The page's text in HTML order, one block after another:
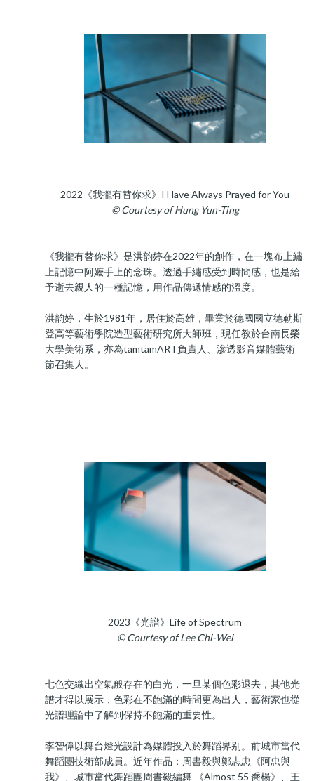
2022《我攏有替你求》I Have Always Prayed for You
© Courtesy of Hung Yun-Ting
《我攏有替你求》是洪韵婷在2022年的創作，在一塊布上繡
上記憶中阿嬤手上的念珠。透過手繡感受到時間感，也是給
予逝去親人的一種記憶，用作品傳遞情感的溫度。
洪韵婷，生於1981年，居住於高雄，畢業於德國國立德勒斯
登高等藝術學院造型藝術研究所大師班，現任教於台南長榮
大學美術系，亦為tamtamART負責人、滲透影音媒體藝術
節召集人。
2023《光譜》Life of Spectrum
© Courtesy of Lee Chi-Wei
七色交織出空氣般存在的白光，一旦某個色彩退去，其他光
譜才得以展示，色彩在不飽滿的時間更為出人，藝術家也從
光譜理論中了解到保持不飽滿的重要性。
李智偉以舞台燈光設計為媒體投入於舞蹈界别。前城市當代
舞蹈團技術部成員。近年作品：周書毅與鄭志忠《阿忠與
我》、城市當代舞蹈團周書毅編舞 《Almost 55 喬楊》、王